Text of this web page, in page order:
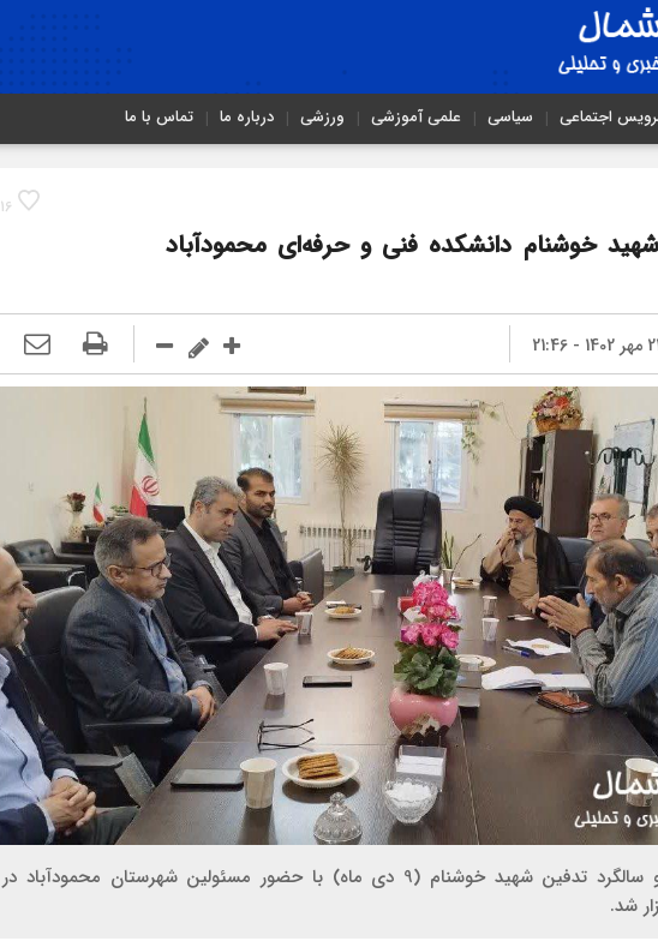
اجتماعی سیاسی علمی آموزشی ورزشی درباره ما تماس با ما
16
خوشنام دانشکده فنی و حرفه‌ای محمودآباد
21:46
جلسه تکمیل پروژه المان و سالگرد تدفین شهید خوشنام (9 دی ماه) با حضور مسئولین شهرستان محمودآباد در
شد.